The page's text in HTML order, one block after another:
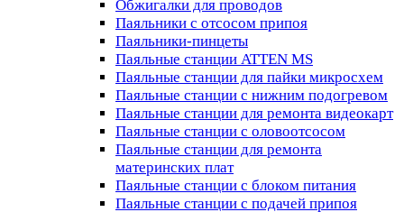
Обжигалки для проводов
Паяльники с отсосом припоя
Паяльники-пинцеты
Паяльные станции ATTEN MS
Паяльные станции для пайки микросхем
Паяльные станции с нижним подогревом
Паяльные станции для ремонта видеокарт
Паяльные станции с оловоотсосом
Паяльные станции для ремонта
материнских плат
Паяльные станции с блоком питания
Паяльные станции с подачей припоя